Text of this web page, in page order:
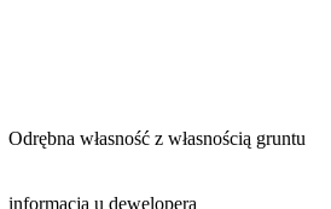
Odrębna własność z własnością gruntu
informacja u dewelopera